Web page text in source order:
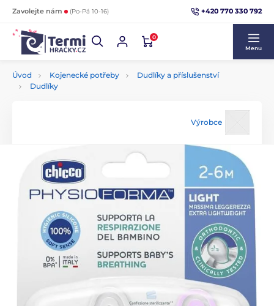
Zavolejte nám (Po-Pá 10-16) +420 770 330 792
0
Menu
Úvod Kojenecké potřeby
Dudlíky a příslušenství
Dudlíky
Výrobce